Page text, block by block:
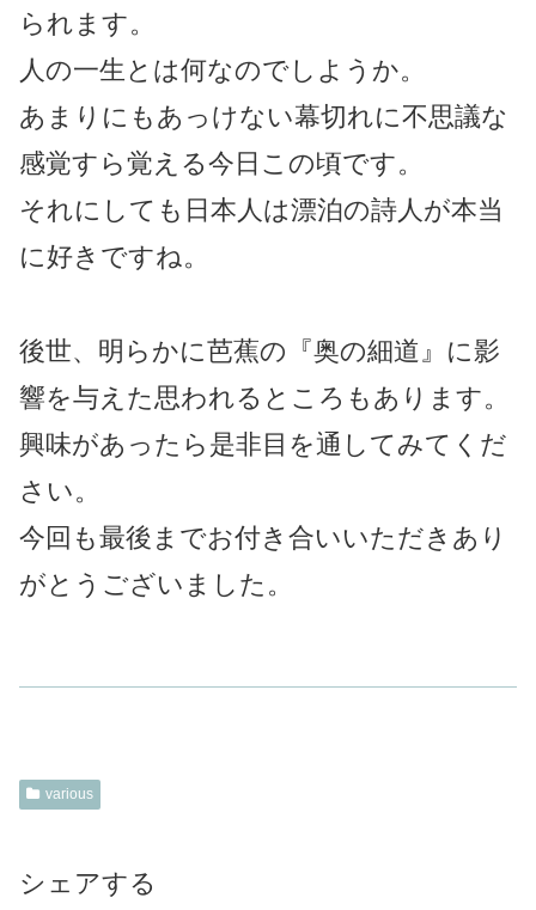
られます。
人の一生とは何なのでしようか。
あまりにもあっけない幕切れに不思議な
感覚すら覚える今日この頃です。
それにしても日本人は漂泊の詩人が本当
に好きですね。
後世、明らかに芭蕉の『奥の細道』に影
響を与えた思われるところもあります。
興味があったら是非目を通してみてくだ
さい。
今回も最後までお付き合いいただきあり
がとうございました。
various
シェアする